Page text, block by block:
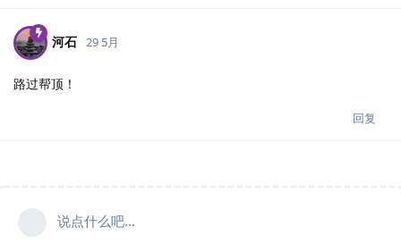
河石 29 5月
路过帮顶！
回复
说点什么吧...